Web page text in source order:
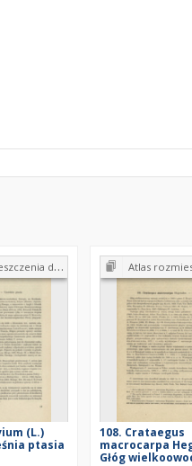
w Polsce. Zeszyt 15
(L.)
ptasia
Atlas rozmieszczenia drzew i
108. Crataegus
macrocarpa
Głóg